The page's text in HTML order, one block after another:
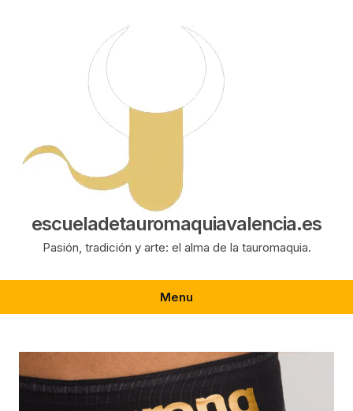
escueladetauromaquiavalencia.es
Pasión, tradición y arte: el alma de la tauromaquia.
Menu